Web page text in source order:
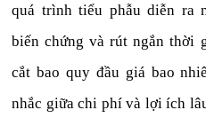
quá trình tiểu phẫu diễn ra
biến chứng và rút ngắn thời
cắt bao quy đầu giá bao
nhắc giữa chi phí và lợi ích